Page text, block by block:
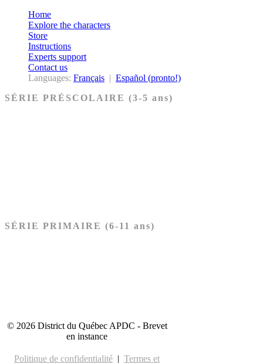
Home
Explore the characters
Store
Instructions
Experts support
Contact us
Languages: Français | Español (pronto!)
SÉRIE PRÉSCOLAIRE (3-5 ans)
SÉRIE PRIMAIRE (6-11 ans)
© 2026 District du Québec APDC - Brevet
en instance
Politique de confidentialité | Termes et